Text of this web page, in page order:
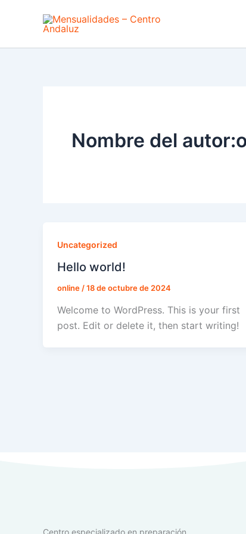
Nombre del
Uncategorized
Hello world!
online /18 de octubre de 2024
Welcome to WordPress. This is your first
post. Edit or delete it, then start writing!